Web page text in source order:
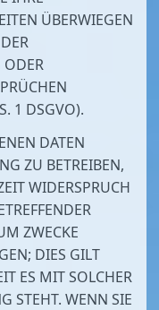
ÜBERWIEGEN
1 DSGVO).
DATEN
ZU BETREIBEN,
WIDERSPRUCH
ZWECKE
DIES GILT
ES MIT SOLCHER
STEHT. WENN SIE